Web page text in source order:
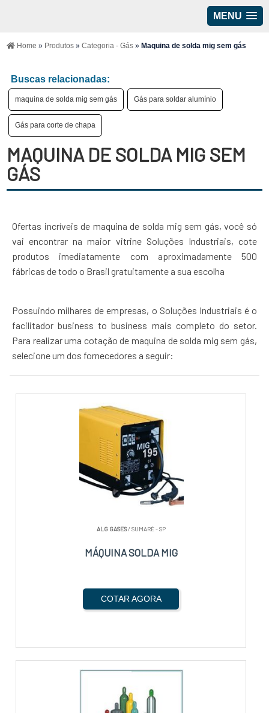
MENU
Home » Produtos»Categoria - Gás» Maquina de solda mig sem gás
Buscas relacionadas:
maquina de solda mig sem gás Gás para soldar alumínio
Gás para corte de chapa
MAQUINA DE SOLDA MIG SEM
GÁS
Ofertas incríveis de maquina de solda mig sem gás, você só
vai encontrar na maior vitrine Soluções Industriais, cote
produtos imediatamente com aproximadamente 500
fábricas de todo o Brasil gratuitamente a sua escolha
Possuindo milhares de empresas, o Soluções Industriais é o
facilitador business to business mais completo do setor.
Para realizar uma cotação de maquina de solda mig sem gás,
selecione um dos fornecedores a seguir:
ALG GASES/ SUMARÉ - SP
MÁQUINA SOLDA MIG
COTAR AGORA